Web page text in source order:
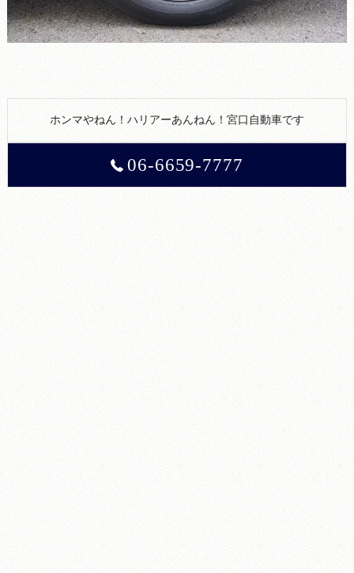
ホンマやねん！ハリアーあんねん！宮口自動車です
06-6659-7777